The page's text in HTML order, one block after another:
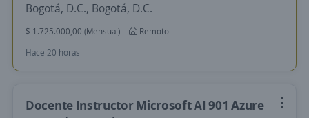
Bogotá, D.C., Bogotá, D.C.
$ 1.725.000,00 (Mensual)
Remoto
Hace 20 horas
Docente Instructor Microsoft AI 901 Azure